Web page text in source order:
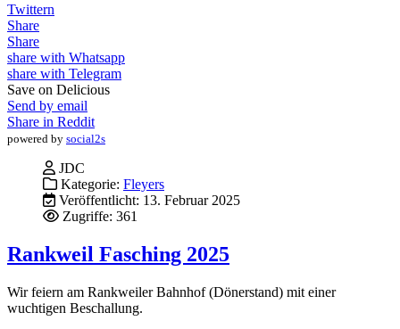
Twittern
Share
Share
share with Whatsapp
share with Telegram
Save on Delicious
Send by email
Share in Reddit
powered by social2s
JDC
Kategorie: Fleyers
Veröffentlicht: 13. Februar 2025
Zugriffe: 361
Rankweil Fasching 2025
Wir feiern am Rankweiler Bahnhof (Dönerstand) mit einer
wuchtigen Beschallung.